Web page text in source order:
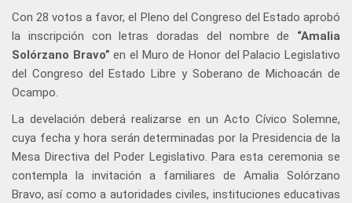
Con 28 votos a favor, el Pleno del Congreso del Estado aprobó
la inscripción con letras doradas del nombre de “Amalia
Solórzano Bravo” en el Muro de Honor del Palacio Legislativo
del Congreso del Estado Libre y Soberano de Michoacán de
Ocampo.
La develación deberá realizarse en un Acto Cívico Solemne,
cuya fecha y hora serán determinadas por la Presidencia de la
Mesa Directiva del Poder Legislativo. Para esta ceremonia se
contempla la invitación a familiares de Amalia Solórzano
Bravo, así como a autoridades civiles, instituciones educativas